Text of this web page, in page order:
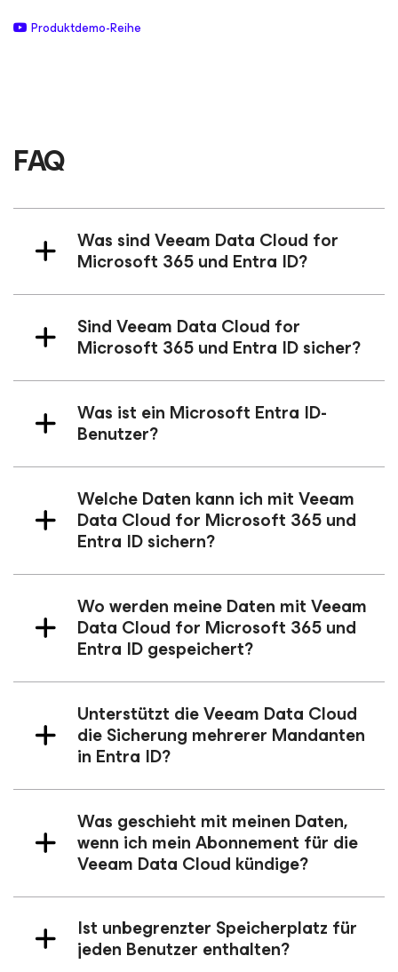
Produktdemo-Reihe
FAQ
Was sind Veeam Data Cloud for
Microsoft 365und Entra ID?
Sind Veeam Data Cloud for
Microsoft 365und Entra ID sicher?
Was ist ein Microsoft Entra ID-
Benutzer?
Welche Daten kann ich mit Veeam
Data Cloud for Microsoft 365und
Entra ID sichern?
Wo werden meine Daten mit Veeam
Data Cloud for Microsoft 365und
Entra ID gespeichert?
Unterstützt die Veeam Data Cloud
die Sicherung mehrerer Mandanten
in Entra ID?
Was geschieht mit meinen Daten,
wenn ich mein Abonnement für die
Veeam Data Cloud kündige?
Ist unbegrenzter Speicherplatz für
jeden Benutzer enthalten?